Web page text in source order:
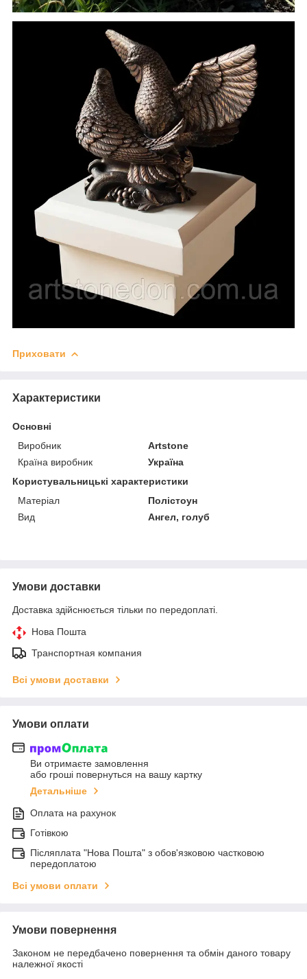
Приховати
Характеристики
Основні
Виробник
Artstone
Країна виробник
Україна
Користувальницькі характеристики
Матеріал
Полістоун
Вид
Ангел, голуб
Умови доставки
Доставка здійснюється тільки по передоплаті.
Нова Пошта
Транспортная компания
Всі умови доставки
Умови оплати
Ви отримаєте замовлення
або гроші повернуться на вашу картку
Детальніше
Оплата на рахунок
Готівкою
Післяплата "Нова Пошта" з обов'язковою частковою
передоплатою
Всі умови оплати
Умови повернення
Законом не передбачено повернення та обмін даного товару
належної якості